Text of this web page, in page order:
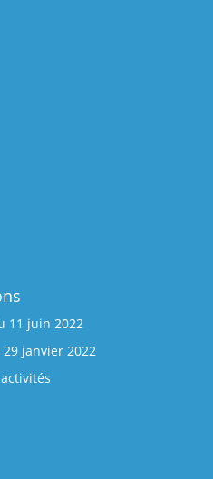
11 juin 2022
janvier 2022